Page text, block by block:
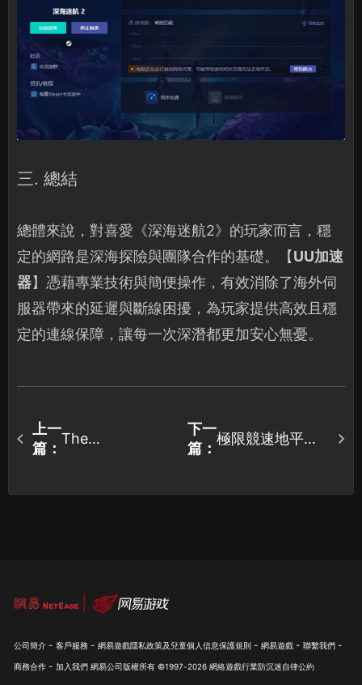
三. 總結
總體來說，對喜愛《深海迷航2》的玩家而言，穩
定的網路是深海探險與團隊合作的基礎。【UU加速
器】憑藉專業技術與簡便操作，有效消除了海外伺
服器帶來的延遲與斷線困擾，為玩家提供高效且穩
定的連線保障，讓每一次深潛都更加安心無憂。
上一
篇：
The
已滿的成因與UU
下一
篇：
極限競速地平線6
速之旅！
公司簡介 - 客戶服務 - 網易遊戲隱私政策及兒童個人信息保護規則 - 網易遊戲 - 聯繫我們 -
商務合作 - 加入我們 網易公司版權所有 ©1997-2026 網絡遊戲行業防沉迷自律公約